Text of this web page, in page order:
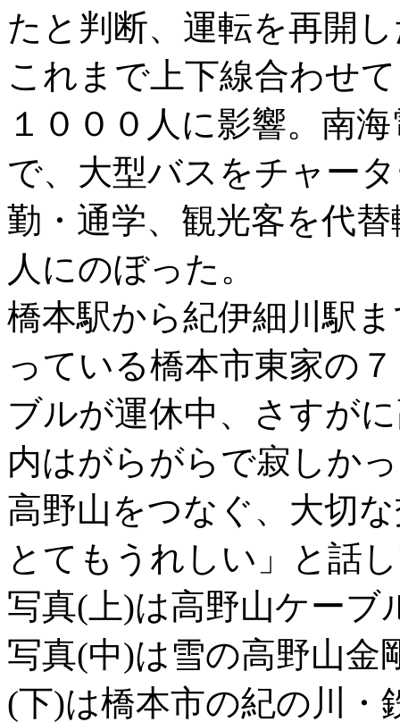
たと判断、運転を再開
これまで上下線合わせ
１０００人に影響。南
で、大型バスをチャー
勤・通学、観光客を代
人にのぼった。
橋本駅から紀伊細川駅
っている橋本市東家の
ブルが運休中、さすが
内はがらがらで寂しか
高野山をつなぐ、大切
とてもうれしい」と話
写真(上)は高野山ケーブ
写真(中)は雪の高野山金
(下)は橋本市の紀の川・